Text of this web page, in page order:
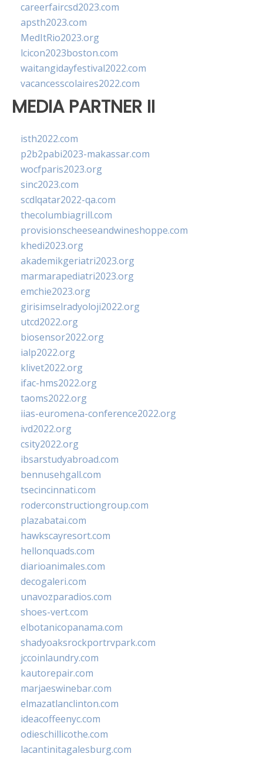
careerfaircsd2023.com
apsth2023.com
MedItRio2023.org
lcicon2023boston.com
waitangidayfestival2022.com
vacancesscolaires2022.com
MEDIA PARTNER II
isth2022.com
p2b2pabi2023-makassar.com
wocfparis2023.org
sinc2023.com
scdlqatar2022-qa.com
thecolumbiagrill.com
provisionscheeseandwineshoppe.com
khedi2023.org
akademikgeriatri2023.org
marmarapediatri2023.org
emchie2023.org
girisimselradyoloji2022.org
utcd2022.org
biosensor2022.org
ialp2022.org
klivet2022.org
ifac-hms2022.org
taoms2022.org
iias-euromena-conference2022.org
ivd2022.org
csity2022.org
ibsarstudyabroad.com
bennusehgall.com
tsecincinnati.com
roderconstructiongroup.com
plazabatai.com
hawkscayresort.com
hellonquads.com
diarioanimales.com
decogaleri.com
unavozparadios.com
shoes-vert.com
elbotanicopanama.com
shadyoaksrockportrvpark.com
jccoinlaundry.com
kautorepair.com
marjaeswinebar.com
elmazatlanclinton.com
ideacoffeenyc.com
odieschillicothe.com
lacantinitagalesburg.com